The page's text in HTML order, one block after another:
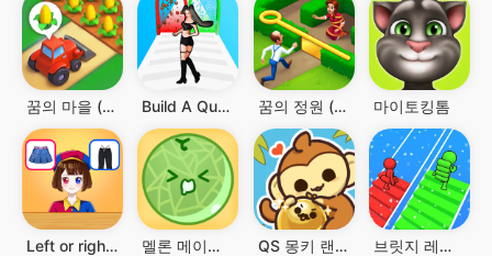
꿈의 마을 (Township) Build A Queen 꿈의 정원 (Gardenscapes) 마이토킹톰
Left or right: Magic Dress up 멜론 메이커 : 과일 파티 QS 몽키 랜드 : 과일 합치기 브릿지 레이스 (Bridge Race)